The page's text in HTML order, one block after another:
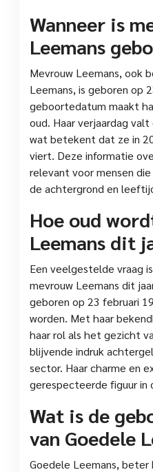
Wanneer is
Leemans
Mevrouw Leemans, ook
Leemans, is geboren op
geboortedatum maakt
oud. Haar verjaardag
wat betekent dat ze in
viert. Deze informatie
relevant voor mensen
de achtergrond en
Hoe oud
Leemans dit
Een veelgestelde vraag
mevrouw Leemans dit
geboren op 23 februari
worden. Met haar
haar rol als het gezicht
blijvende indruk
sector. Haar charme en
gerespecteerde figuur in
Wat is de
van Goedele
Goedele Leemans, beter